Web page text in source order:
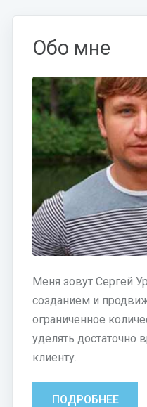
Обо мне
Меня зовут Сергей
созданием и
ограниченное
уделять
клиенту.
ПОДРОБНЕЕ